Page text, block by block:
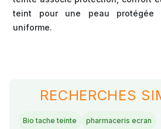
teint pour une peau protégée
uniforme.
RECHERCHES
Bio tache teinte pharmaceris ecran